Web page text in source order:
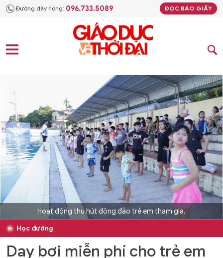
Đường dây nóng: 096.733.5089 ĐỌC BÁO GIẤY
Hoạt động thu hút đông đảo trẻ em tham gia.
Học đường
Dạy bơi miễn phí cho trẻ em